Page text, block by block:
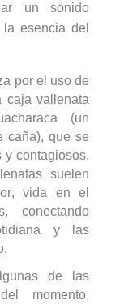
un sonido
esencia del
por el uso de
caja vallenata
(un
caña), que se
y contagiosos.
suelen
vida en el
conectando
y las
de las
momento,